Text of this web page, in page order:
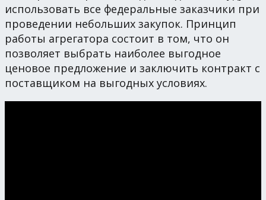
использовать все федеральные заказчики при
проведении небольших закупок. Принцип
работы агрегатора состоит в том, что он
позволяет выбрать наиболее выгодное
ценовое предложение и заключить контракт с
поставщиком на выгодных условиях.